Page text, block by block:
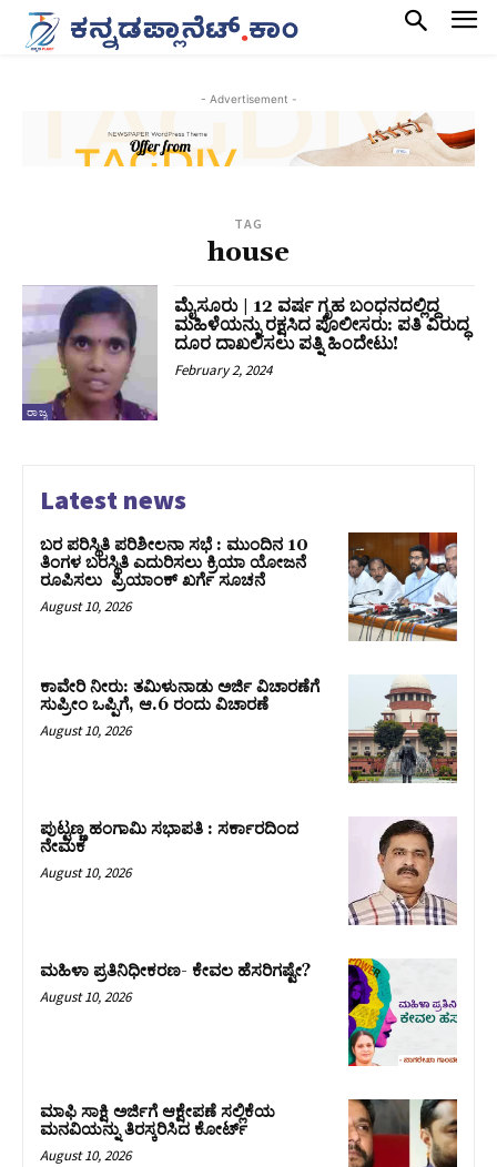
- Advertisement -
TAG
house
ರಾಜ್ಯ
ಮೈಸೂರು | 12 ವರ್ಷ ಗೃಹ ಬಂಧನದಲ್ಲಿದ್ದ
ಮಹಿಳೆಯನ್ನು ರಕ್ಷಸಿದ ಪೊಲೀಸರು: ಪತಿ ವಿರುದ್ಧ
ದೂರ ದಾಖಲಿಸಲು ಪತ್ನಿ ಹಿಂದೇಟು!
February 2, 2024
Latest news
ಬರ ಪರಿಸ್ಥಿತಿ ಪರಿಶೀಲನಾ ಸಭೆ : ಮುಂದಿನ 10
ತಿಂಗಳ ಬರಸ್ಥಿತಿ ಎದುರಿಸಲು ಕ್ರಿಯಾ ಯೋಜನೆ
ರೂಪಿಸಲು ಪ್ರಿಯಾಂಕ್ ಖರ್ಗೆ ಸೂಚನೆ
August 10, 2026
ಕಾವೇರಿ ನೀರು: ತಮಿಳುನಾಡು ಅರ್ಜಿ ವಿಚಾರಣೆಗೆ
ಸುಪ್ರೀಂ ಒಪ್ಪಿಗೆ, ಆ.6 ರಂದು ವಿಚಾರಣೆ
August 10, 2026
ಪುಟ್ಟಣ್ಣ ಹಂಗಾಮಿ ಸಭಾಪತಿ : ಸರ್ಕಾರದಿಂದ
ನೇಮಕ
August 10, 2026
ಮಹಿಳಾ ಪ್ರತಿನಿಧೀಕರಣ- ಕೇವಲ ಹೆಸರಿಗಷ್ಟೇ?
August 10, 2026
ಮಾಫಿ ಸಾಕ್ಷಿ ಅರ್ಜಿಗೆ ಆಕ್ಷೇಪಣೆ ಸಲ್ಲಿಕೆಯ
ಮನವಿಯನ್ನು ತಿರಸ್ಕರಿಸಿದ ಕೋರ್ಟ್‌
August 10, 2026